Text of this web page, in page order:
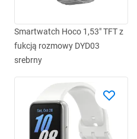
Smartwatch Hoco 1,53" TFT z
fukcją rozmowy DYD03
srebrny